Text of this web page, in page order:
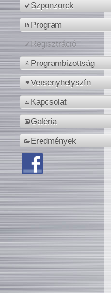
Szponzorok
Program
Regisztráció
Programbizottság
Versenyhelyszín
Kapcsolat
Galéria
Eredmények